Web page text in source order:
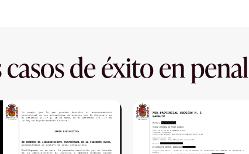
de éxito en penal